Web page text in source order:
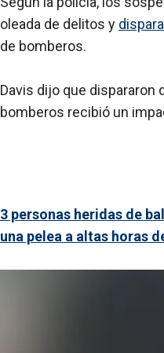
oleada de delitos y
de bomberos.
Davis dijo que
bomberos recibió un
3 personas heridas de
una pelea a altas horas